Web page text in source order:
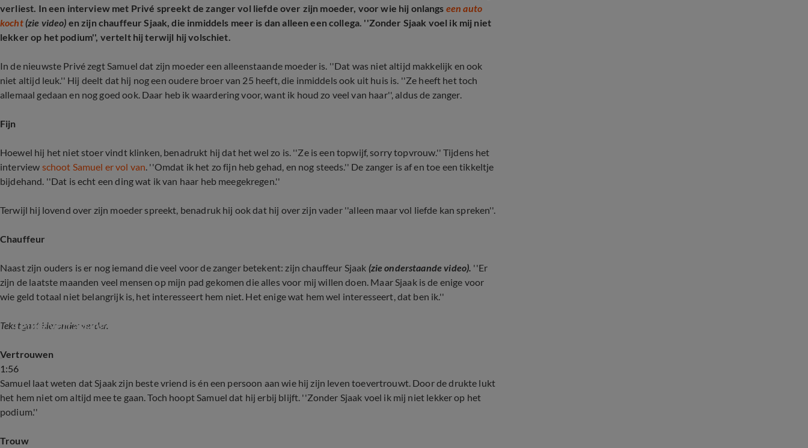
verliest. In een interview met Privé spreekt de zanger vol liefde over zijn moeder, voor wie hij onlangs een auto
kocht(zie video) en zijn chauffeur Sjaak, die inmiddels meer is dan alleen een collega. ''Zonder Sjaak voel ik mij niet
lekker op het podium'', vertelt hij terwijl hij volschiet.
In de nieuwste Privé zegt Samuel dat zijn moeder een alleenstaande moeder is. ''Dat was niet altijd makkelijk en ook
niet altijd leuk.'' Hij deelt dat hij nog een oudere broer van 25 heeft, die inmiddels ook uit huis is. ''Ze heeft het toch
allemaal gedaan en nog goed ook. Daar heb ik waardering voor, want ik houd zo veel van haar'', aldus de zanger.
Fijn
Hoewel hij het niet stoer vindt klinken, benadrukt hij dat het wel zo is. ''Ze is een topwijf, sorry topvrouw.'' Tijdens het
interview schoot Samuel er vol van. ''Omdat ik het zo fijn heb gehad, en nog steeds.'' De zanger is af en toe een tikkeltje
bijdehand. ''Dat is echt een ding wat ik van haar heb meegekregen.''
Terwijl hij lovend over zijn moeder spreekt, benadruk hij ook dat hij over zijn vader ''alleen maar vol liefde kan spreken''.
Chauffeur
Naast zijn ouders is er nog iemand die veel voor de zanger betekent: zijn chauffeur Sjaak (zie onderstaande video). ''Er
zijn de laatste maanden veel mensen op mijn pad gekomen die alles voor mij willen doen. Maar Sjaak is de enige voor
wie geld totaal niet belangrijk is, het interesseert hem niet. Het enige wat hem wel interesseert, dat ben ik.''
Tekst gaat hieronder verder.
1:56
Leuke verrassing voor Samuel Welten
Vertrouwen
Samuel laat weten dat Sjaak zijn beste vriend is én een persoon aan wie hij zijn leven toevertrouwt. Door de drukte lukt
het hem niet om altijd mee te gaan. Toch hoopt Samuel dat hij erbij blijft. ''Zonder Sjaak voel ik mij niet lekker op het
podium.''
Trouw